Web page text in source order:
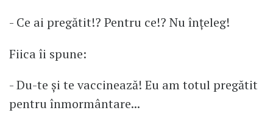
- Ce ai pregătit!? Pentru ce!? Nu înțeleg!
Fiica îi spune:
- Du-te și te vaccinează! Eu am totul pregătit
pentru înmormântare...